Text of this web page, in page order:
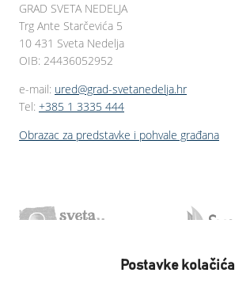
GRAD SVETA NEDELJA
Trg Ante Starčevića 5
10 431 Sveta Nedelja
OIB: 24436052952
e-mail: ured@grad-svetanedelja.hr
Tel: +385 1 3335 444
Obrazac za predstavke i pohvale građana
Postavke kolačića